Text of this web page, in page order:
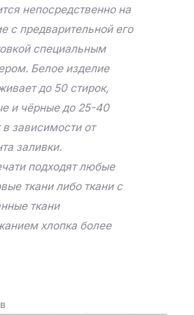
непосредственно на
с предварительной его
специальным
Белое изделие
до 50 стирок,
и чёрные до 25-40
в зависимости от
заливки.
подходят любые
ткани либо ткани с
ткани
хлопка более